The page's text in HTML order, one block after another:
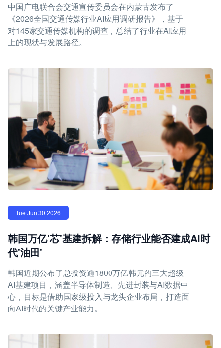
中国广电联合会交通宣传委员会在内蒙古发布了
《2026全国交通传媒行业AI应用调研报告》，基于
对145家交通传媒机构的调查，总结了行业在AI应用
上的现状与发展路径。
Tue Jun 30 2026
韩国万亿'芯'基建拆解：存储行业能否建成AI时
代'油田'
韩国近期公布了总投资逾1800万亿韩元的三大超级
AI基建项目，涵盖半导体制造、先进封装与AI数据中
心，目标是借助国家级投入与龙头企业布局，打造面
向AI时代的关键产业能力。